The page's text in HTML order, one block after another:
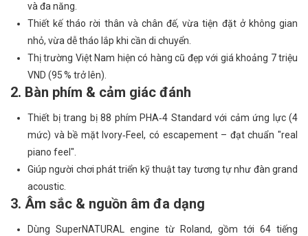
và đa năng.
Thiết kế tháo rời thân và chân đế, vừa tiện đặt ở không gian
nhỏ, vừa dễ tháo lắp khi cần di chuyển.
Thị trường Việt Nam hiện có hàng cũ đẹp với giá khoảng 7 triệu
VND (95 % trở lên).
2. Bàn phím & cảm giác đánh
Thiết bị trang bị 88 phím PHA‑4 Standard với cảm ứng lực (4
mức) và bề mặt Ivory‑Feel, có escapement – đạt chuẩn "real
piano feel".
Giúp người chơi phát triển kỹ thuật tay tương tự như đàn grand
acoustic.
3. Âm sắc & nguồn âm đa dạng
Dùng SuperNATURAL engine từ Roland, gồm tới 64 tiếng